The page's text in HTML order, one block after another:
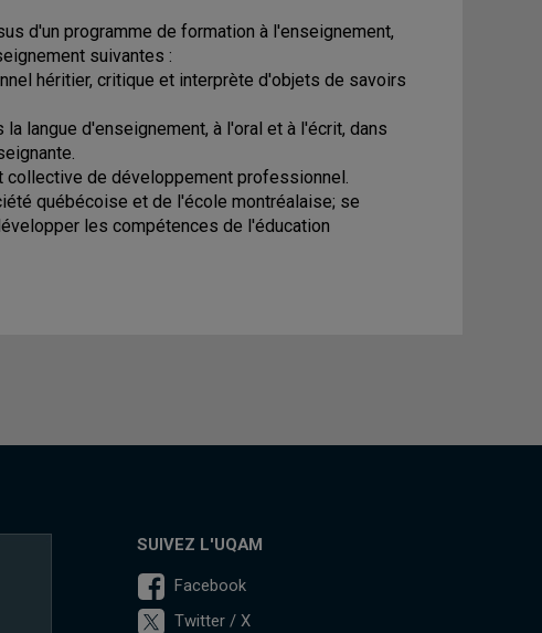
d'un programme de formation à l'enseignement,
suivantes :
héritier, critique et interprète d'objets de savoirs
langue d'enseignement, à l'oral et à l'écrit, dans
collective de développement professionnel.
québécoise et de l'école montréalaise; se
les compétences de l'éducation
SUIVEZ L'UQAM
Facebook
Twitter / X